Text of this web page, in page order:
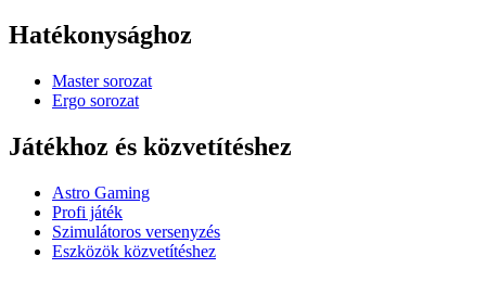
Hatékonysághoz
Master sorozat
Ergo sorozat
Játékhoz és közvetítéshez
Astro Gaming
Profi játék
Szimulátoros versenyzés
Eszközök közvetítéshez